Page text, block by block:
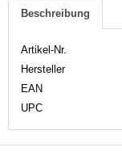
Beschreibung
Artikel-Nr.
Hersteller
EAN
UPC